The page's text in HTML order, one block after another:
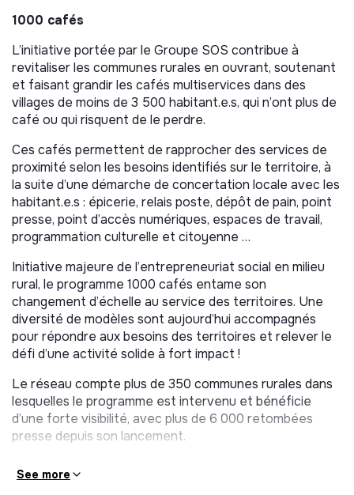
1000 cafés
L’initiative portée par le Groupe SOS contribue à
revitaliser les communes rurales en ouvrant, soutenant
et faisant grandir les cafés multiservices dans des
villages de moins de 3 500 habitant.e.s, qui n’ont plus de
café ou qui risquent de le perdre.
Ces cafés permettent de rapprocher des services de
proximité selon les besoins identifiés sur le territoire, à
la suite d’une démarche de concertation locale avec les
habitant.e.s : épicerie, relais poste, dépôt de pain, point
presse, point d’accès numériques, espaces de travail,
programmation culturelle et citoyenne …
Initiative majeure de l’entrepreneuriat social en milieu
rural, le programme 1000 cafés entame son
changement d’échelle au service des territoires. Une
diversité de modèles sont aujourd’hui accompagnés
pour répondre aux besoins des territoires et relever le
défi d’une activité solide à fort impact !
Le réseau compte plus de 350 communes rurales dans
lesquelles le programme est intervenu et bénéficie
d’une forte visibilité, avec plus de 6 000 retombées
presse depuis son lancement.
LE POSTE
See more